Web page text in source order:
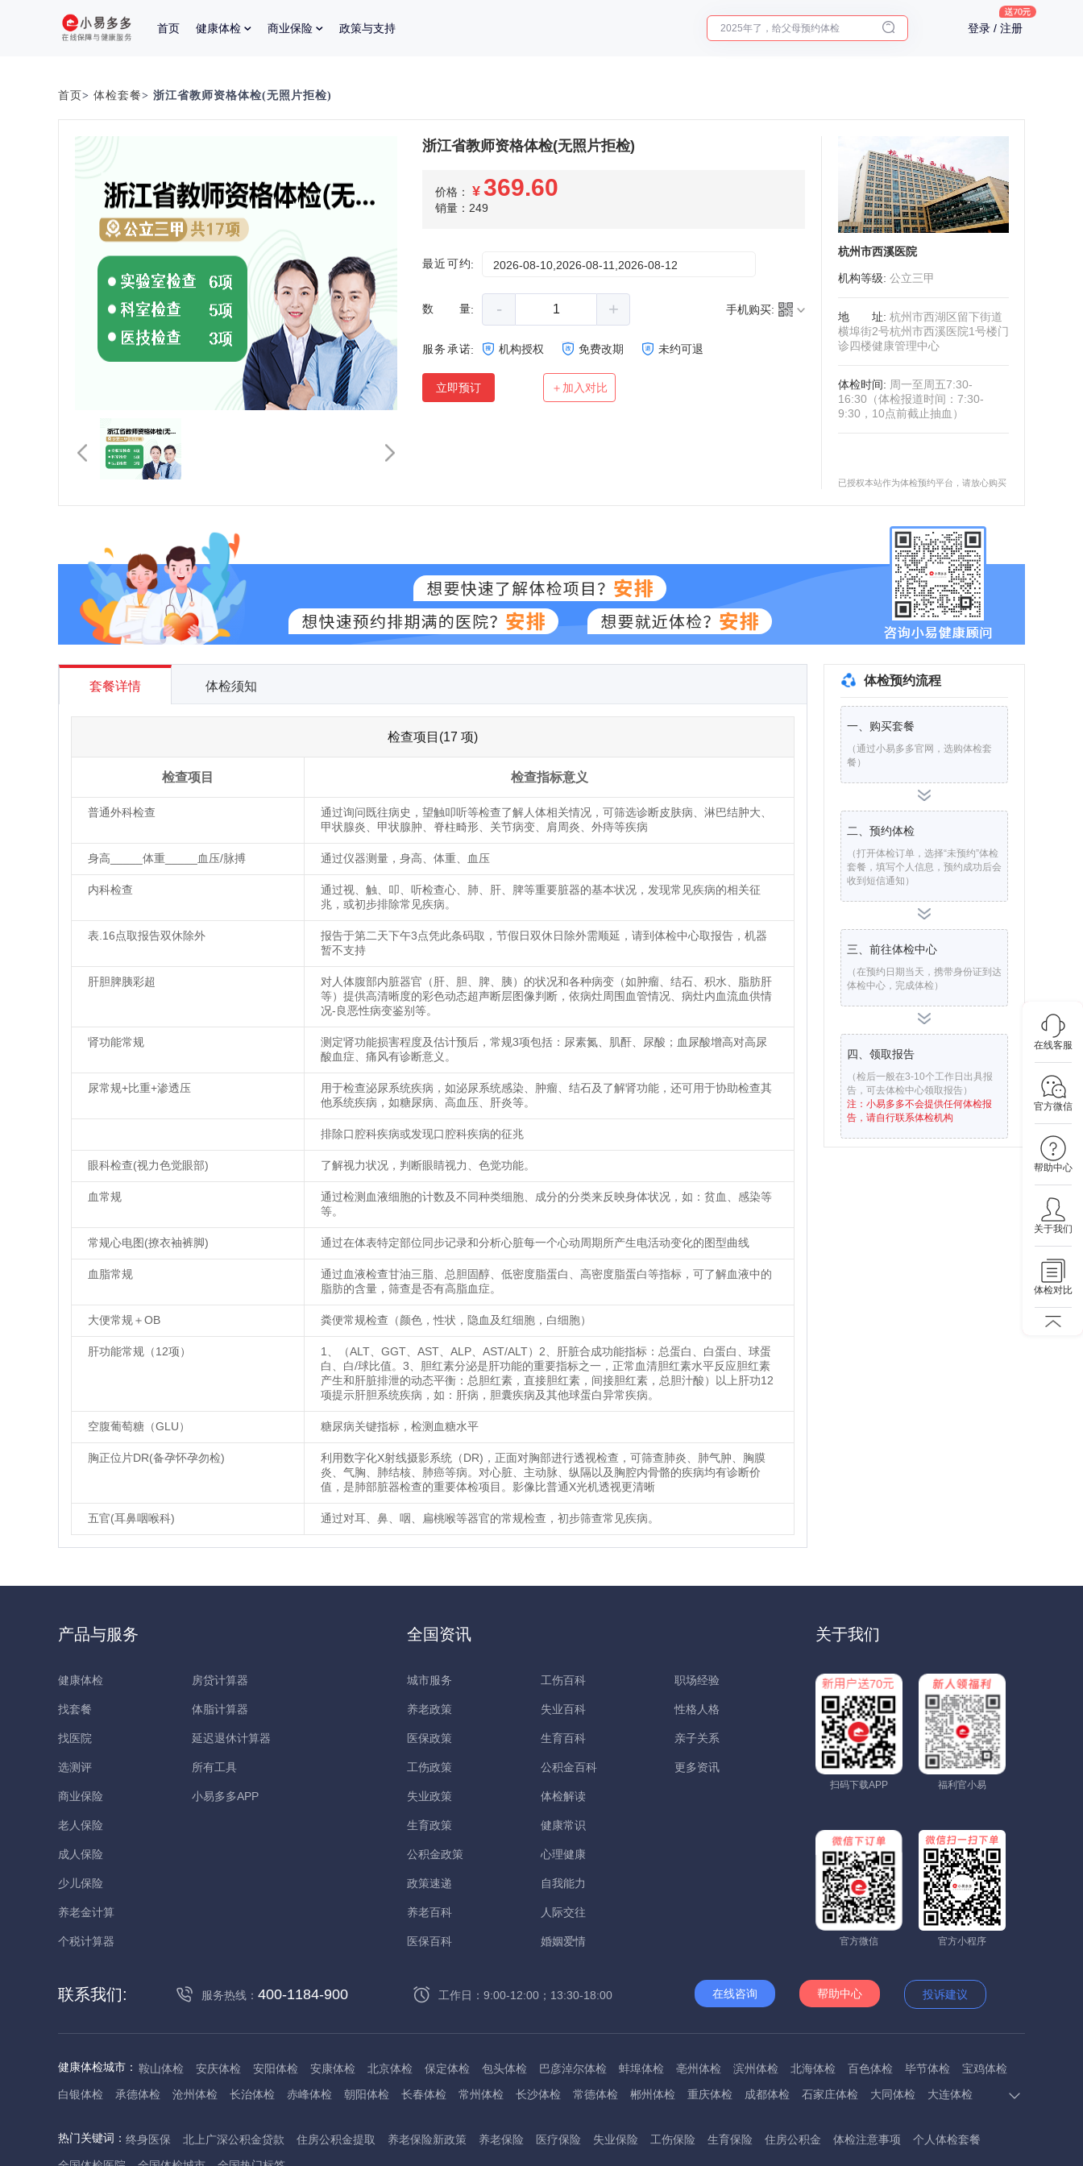
首页 健康体检 商业保险 政策与支持 2025年了，给父母预约体检 登录 / 注册
在线客服
官方微信
帮助中心
关于我们
体检对比
首页> 体检套餐> 浙江省教师资格体检(无照片拒检)
浙江省教师资格体检(无照片拒检)
价格： ¥ 369.60
销量：249
最近可约: 2026-08-10,2026-08-11,2026-08-12
数量: - + 手机购买:
服务承诺: 机构授权 免费改期 未约可退
立即预订 ＋加入对比
杭州市西溪医院
机构等级: 公立三甲
地址: 杭州市西湖区留下街道
横埠街2号杭州市西溪医院1号楼门
诊四楼健康管理中心
体检时间: 周一至周五7:30-
16:30（体检报道时间：7:30-
9:30，10点前截止抽血）
已授权本站作为体检预约平台，请放心购买
套餐详情 体检须知
检查项目(17 项)
检查项目 检查指标意义
普通外科检查
通过询问既往病史，望触叩听等检查了解人体相关情况，可筛选诊断皮肤病、淋巴结肿大、
甲状腺炎、甲状腺肿、脊柱畸形、关节病变、肩周炎、外痔等疾病
身高_____体重_____血压/脉搏 通过仪器测量，身高、体重、血压
内科检查
通过视、触、叩、听检查心、肺、肝、脾等重要脏器的基本状况，发现常见疾病的相关征
兆，或初步排除常见疾病。
表.16点取报告双休除外
报告于第二天下午3点凭此条码取，节假日双休日除外需顺延，请到体检中心取报告，机器
暂不支持
肝胆脾胰彩超
对人体腹部内脏器官（肝、胆、脾、胰）的状况和各种病变（如肿瘤、结石、积水、脂肪肝
等）提供高清晰度的彩色动态超声断层图像判断，依病灶周围血管情况、病灶内血流血供情
况-良恶性病变鉴别等。
肾功能常规
测定肾功能损害程度及估计预后，常规3项包括：尿素氮、肌酐、尿酸；血尿酸增高对高尿
酸血症、痛风有诊断意义。
尿常规+比重+渗透压
用于检查泌尿系统疾病，如泌尿系统感染、肿瘤、结石及了解肾功能，还可用于协助检查其
他系统疾病，如糖尿病、高血压、肝炎等。
排除口腔科疾病或发现口腔科疾病的征兆
眼科检查(视力色觉眼部) 了解视力状况，判断眼睛视力、色觉功能。
血常规
通过检测血液细胞的计数及不同种类细胞、成分的分类来反映身体状况，如：贫血、感染等
等。
常规心电图(撩衣袖裤脚) 通过在体表特定部位同步记录和分析心脏每一个心动周期所产生电活动变化的图型曲线
血脂常规
通过血液检查甘油三脂、总胆固醇、低密度脂蛋白、高密度脂蛋白等指标，可了解血液中的
脂肪的含量，筛查是否有高脂血症。
大便常规＋OB 粪便常规检查（颜色，性状，隐血及红细胞，白细胞）
肝功能常规（12项）
1、（ALT、GGT、AST、ALP、AST/ALT）2、肝脏合成功能指标：总蛋白、白蛋白、球蛋
白、白/球比值。3、胆红素分泌是肝功能的重要指标之一，正常血清胆红素水平反应胆红素
产生和肝脏排泄的动态平衡：总胆红素，直接胆红素，间接胆红素，总胆汁酸）以上肝功12
项提示肝胆系统疾病，如：肝病，胆囊疾病及其他球蛋白异常疾病。
空腹葡萄糖（GLU） 糖尿病关键指标，检测血糖水平
胸正位片DR(备孕怀孕勿检)
利用数字化X射线摄影系统（DR)，正面对胸部进行透视检查，可筛查肺炎、肺气肿、胸膜
炎、气胸、肺结核、肺癌等病。对心脏、主动脉、纵隔以及胸腔内骨骼的疾病均有诊断价
值，是肺部脏器检查的重要体检项目。影像比普通X光机透视更清晰
五官(耳鼻咽喉科) 通过对耳、鼻、咽、扁桃喉等器官的常规检查，初步筛查常见疾病。
体检预约流程
一、购买套餐
（通过小易多多官网，选购体检套
餐）
二、预约体检
（打开体检订单，选择“未预约”体检
套餐，填写个人信息，预约成功后会
收到短信通知）
三、前往体检中心
（在预约日期当天，携带身份证到达
体检中心，完成体检）
四、领取报告
（检后一般在3-10个工作日出具报
告，可去体检中心领取报告）
注：小易多多不会提供任何体检报
告，请自行联系体检机构
产品与服务
健康体检
找套餐
找医院
选测评
商业保险
老人保险
成人保险
少儿保险
养老金计算
个税计算器
房贷计算器
体脂计算器
延迟退休计算器
所有工具
小易多多APP
全国资讯
城市服务
养老政策
医保政策
工伤政策
失业政策
生育政策
公积金政策
政策速递
养老百科
医保百科
工伤百科
失业百科
生育百科
公积金百科
体检解读
健康常识
心理健康
自我能力
人际交往
婚姻爱情
职场经验
性格人格
亲子关系
更多资讯
关于我们
扫码下载APP 福利官小易
官方微信 官方小程序
联系我们: 服务热线： 400-1184-900 工作日：9:00-12:00；13:30-18:00 在线咨询 帮助中心 投诉建议
健康体检城市： 鞍山体检 安庆体检 安阳体检 安康体检 北京体检 保定体检 包头体检 巴彦淖尔体检 蚌埠体检 亳州体检 滨州体检 北海体检 百色体检 毕节体检
宝鸡体检
白银体检
承德体检 沧州体检 长治体检 赤峰体检 朝阳体检 长春体检 常州体检 长沙体检 常德体检 郴州体检 重庆体检 成都体检 石家庄体检 大同体检
大连体检
抚州体检
佛山体检 防城港体检 赣州体检 广州体检 桂林体检 贵港体检 广元体检 贵阳体检 红河体检 邯郸体检 衡水体检 呼和浩特体检 呼伦贝尔体检
葫芦岛体检
热门关键词： 终身医保 北上广深公积金贷款 住房公积金提取 养老保险新政策 养老保险 医疗保险 失业保险 工伤保险 生育保险 住房公积金 体检注意事项
个人体检套餐